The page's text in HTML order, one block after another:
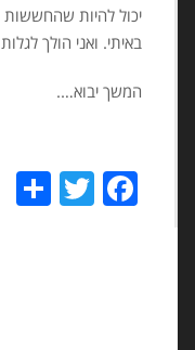
יכול להיות
באיתי. ואני הולך
המשך יבוא….